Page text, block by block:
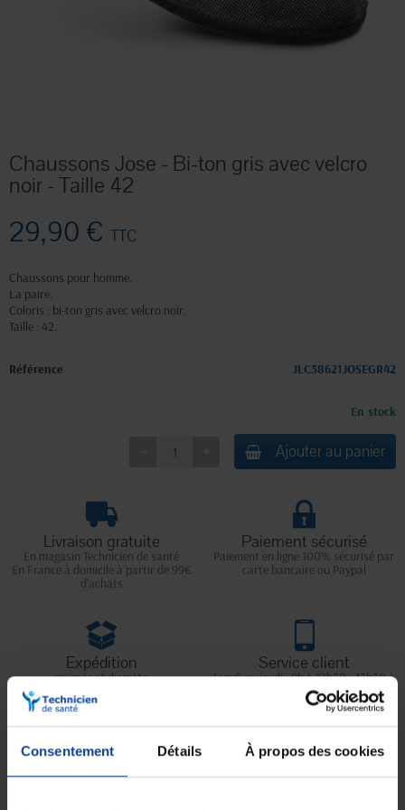
Consentement Détails À propos des cookies
Chaussons Jose - Bi-ton gris avec velcro
noir - Taille 42
29,90 € TTC
Chaussons pour homme.
La paire.
Coloris : bi-ton gris avec velcro noir.
Taille : 42.
Référence JLC58621JOSEGR42
En stock
Ajouter au panier
Livraison gratuite
En magasin Technicien de santé
En France à domicile à partir de 99€
d'achats
Paiement sécurisé
Paiement en ligne 100% sécurisé par
carte bancaire ou Paypal
Expédition
soignée et discrète
Service client
Lundi au jeudi : 9h à 12h30 - 13h30 à
18h
Le vendredi jusqu'à 17h
Description